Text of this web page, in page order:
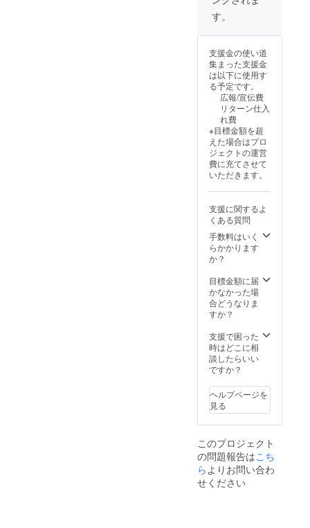
ます。
了承く
ださ
い。 ※
ご注文
状況、
使用部
材の供
給状
況、製
造工程
上の都
合等に
より出
荷時期
が遅れ
があり
ます。
場合、
売価格
が販売
予定価
格より
下がる
可能性
いま
す。 ※
デザイ
ン・仕
様は変
更にな
性もご
ざいま
す。ご
了承く
ださ
ご注文
状況、
使用部
材の供
況、製
造工程
上の都
合等に
荷時期
が遅れ
る場合
があり
す。
支援金の使い道
集まった支援金
は以下に使用す
る予定です。
広報/宣伝費
リターン仕入
れ費
※目標金額を超
えた場合はプロ
ジェクトの運営
費に充てさせて
いただきます。
支援に関するよ
くある質問
手数料はいく
らかかります
か？
目標金額に届
かなかった場
合どうなりま
すか？
支援で困った
時はどこに相
談したらいい
ですか？
ヘルプページを
見る
このプロジェクト
の問題報告はこち
ら よりお問い合わ
せください